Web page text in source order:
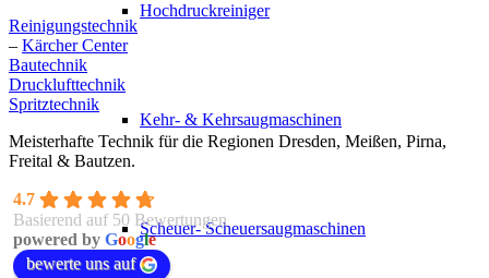
Hochdruckreiniger
Kehr- & Kehrsaugmaschinen
Scheuer- Scheuersaugmaschinen
Reinigungstechnik
– Kärcher Center
Bautechnik
Drucklufttechnik
Spritztechnik
Meisterhafte Technik für die Regionen Dresden, Meißen, Pirna,
Freital & Bautzen.
4.7
Basierend auf 50 Bewertungen
powered by Google
bewerte uns auf